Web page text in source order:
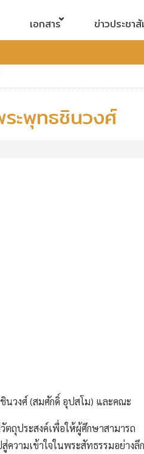
เอกสาร ข่าวประชา
ะพุทธชินวงศ์
นวงศ์ (สมศักดิ์ อุปสโม) และคณะ
ตถุประสงค์เพื่อให้ผู้ศึกษาสามารถ
วามเข้าใจในพระสัทธรรมอย่างลึก